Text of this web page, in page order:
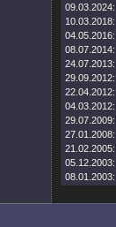
09.03.2024:
10.03.2018:
04.05.2016:
08.07.2014:
24.07.2013:
29.09.2012:
22.04.2012:
04.03.2012:
29.07.2009:
27.01.2008:
21.02.2005:
05.12.2003:
08.01.2003: